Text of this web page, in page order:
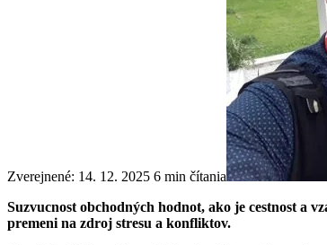
Zverejnené: 14. 12. 2025 6 min čítania
Suzvucnost obchodných hodnot, ako je cestnost a
premeni na zdroj stresu a konfliktov.